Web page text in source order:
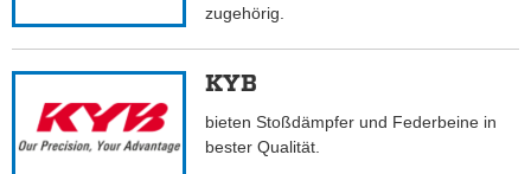
zugehörig.
KYB
bieten Stoßdämpfer und Federbeine in
bester Qualität.